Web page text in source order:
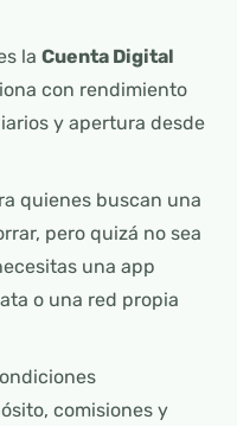
la Cuenta Digital
con rendimiento
y apertura desde
quienes buscan una
pero quizá no sea
una app
o una red propia
comisiones y